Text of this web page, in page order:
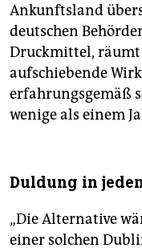
Ankunftsland
deutschen
Druckmittel, räumt
aufschiebende
erfahrungsgemäß
wenige als einem
Duldung in
„Die Alternative
einer solchen